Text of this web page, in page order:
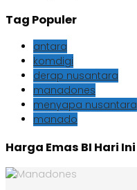
Tag Populer
antara
komdigi
derap nusantara
manadones
menyapa nusantara
manado
Harga Emas BI Hari Ini